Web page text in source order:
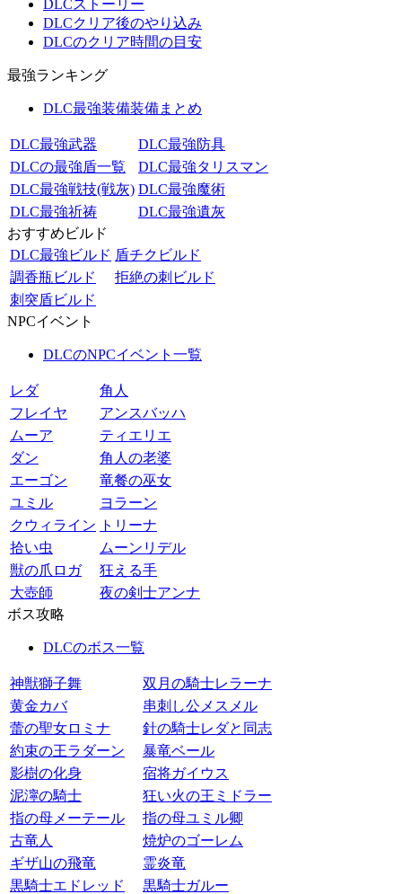
DLCストーリー
DLCクリア後のやり込み
DLCのクリア時間の目安
最強ランキング
DLC最強装備装備まとめ
DLC最強武器
DLC最強防具
DLCの最強盾一覧
DLC最強タリスマン
DLC最強戦技(戦灰) DLC最強魔術
DLC最強祈祷
DLC最強遺灰
おすすめビルド
DLC最強ビルド 盾チクビルド
調香瓶ビルド
拒絶の刺ビルド
刺突盾ビルド
NPCイベント
DLCのNPCイベント一覧
レダ
角人
フレイヤ
アンスバッハ
ムーア
ティエリエ
ダン
角人の老婆
エーゴン
竜餐の巫女
ユミル
ヨラーン
クウィライン
トリーナ
拾い虫
ムーンリデル
獣の爪ロガ
狂える手
大壺師
夜の剣士アンナ
ボス攻略
DLCのボス一覧
神獣獅子舞
双月の騎士レラーナ
黄金カバ
串刺し公メスメル
蕾の聖女ロミナ
針の騎士レダと同志
約束の王ラダーン
暴竜ベール
影樹の化身
宿将ガイウス
泥濘の騎士
狂い火の王ミドラー
指の母メーテール
指の母ユミル卿
古竜人
焼炉のゴーレム
ギザ山の飛竜
霊炎竜
黒騎士エドレッド
黒騎士ガルー